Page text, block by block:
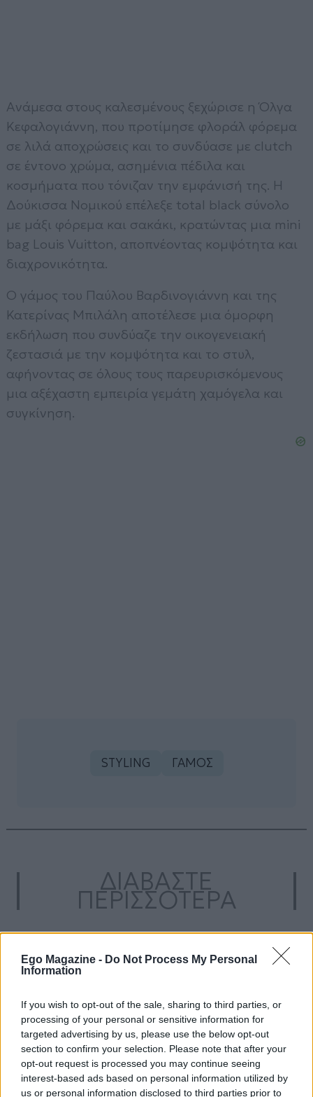
Ego Magazine - Do Not Process My Personal
Information
If you wish to opt-out of the sale, sharing to third parties, or
processing of your personal or sensitive information for
targeted advertising by us, please use the below opt-out
section to confirm your selection. Please note that after your
opt-out request is processed you may continue seeing
interest-based ads based on personal information utilized by
us or personal information disclosed to third parties prior to
Ανάμεσα στους καλεσμένους ξεχώρισε η Όλγα
Κεφαλογιάννη, που προτίμησε φλοράλ φόρεμα
σε λιλά αποχρώσεις και το συνδύασε με clutch
σε έντονο χρώμα, ασημένια πέδιλα και
κοσμήματα που τόνιζαν την εμφάνισή της. Η
Δούκισσα Νομικού επέλεξε total black σύνολο
με μάξι φόρεμα και σακάκι, κρατώντας μια mini
bag Louis Vuitton, αποπνέοντας κομψότητα και
διαχρονικότητα.
Ο γάμος του Παύλου Βαρδινογιάννη και της
Κατερίνας Μπιλάλη αποτέλεσε μια όμορφη
εκδήλωση που συνδύαζε την οικογενειακή
ζεστασιά με την κομψότητα και το στυλ,
αφήνοντας σε όλους τους παρευρισκόμενους
μια αξέχαστη εμπειρία γεμάτη χαμόγελα και
συγκίνηση.
STYLING ΓΑΜΟΣ
ΔΙΑΒΑΣΤΕ
ΠΕΡΙΣΣΟΤΕΡΑ